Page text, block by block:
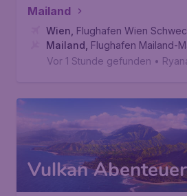
Mailand
Wien Flughafen Wien
Mailand Flughafen Mailand-
Vor 1 Stunde gefunden •
Vulkan Abenteuer